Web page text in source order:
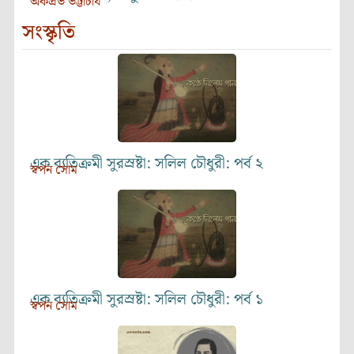
সংস্কৃতি
এক ব্যতিক্রমী সুরস্রষ্টা: সলিল চৌধুরী: পর্ব ২
স্বপন সোম
এক ব্যতিক্রমী সুরস্রষ্টা: সলিল চৌধুরী: পর্ব ১
স্বপন সোম